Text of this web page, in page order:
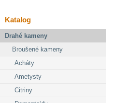
Katalog
Drahé kameny
Broušené kameny
Acháty
Ametysty
Citriny